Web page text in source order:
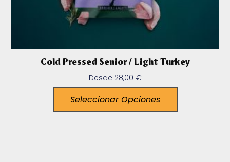
Cold Pressed Senior / Light Turkey
Desde 28,00 €
Seleccionar Opciones